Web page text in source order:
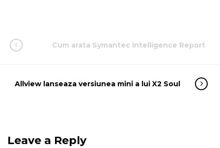
Cum arata Symantec Intelligence Report
Allview lanseaza versiunea mini a lui X2 Soul
Leave a Reply